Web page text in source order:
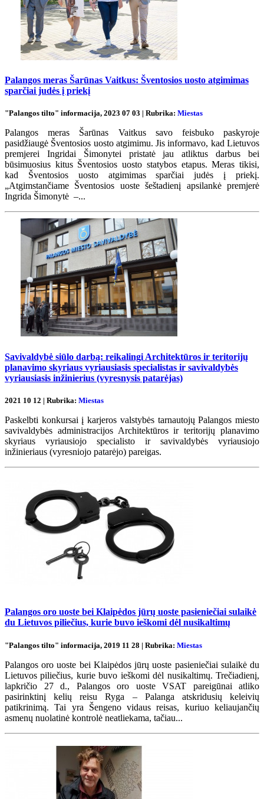
Palangos meras Šarūnas Vaitkus: Šventosios uosto atgimimas
sparčiai judės į priekį
"Palangos tilto" informacija, 2023 07 03 | Rubrika: Miestas
Palangos meras Šarūnas Vaitkus savo feisbuko paskyroje
pasidžiaugė Šventosios uosto atgimimu. Jis informavo, kad Lietuvos
premjerei Ingridai Šimonytei pristatė jau atliktus darbus bei
būsimuosius kitus Šventosios uosto statybos etapus. Meras tikisi,
kad Šventosios uosto atgimimas sparčiai judės į priekį.
„Atgimstančiame Šventosios uoste šeštadienį apsilankė premjerė
Ingrida Šimonytė –...
Savivaldybė siūlo darbą: reikalingi Architektūros ir teritorijų
planavimo skyriaus vyriausiasis specialistas ir savivaldybės
vyriausiasis inžinierius (vyresnysis patarėjas)
2021 10 12 | Rubrika: Miestas
Paskelbti konkursai į karjeros valstybės tarnautojų Palangos miesto
savivaldybės administracijos Architektūros ir teritorijų planavimo
skyriaus vyriausiojo specialisto ir savivaldybės vyriausiojo
inžinieriaus (vyresniojo patarėjo) pareigas.
Palangos oro uoste bei Klaipėdos jūrų uoste pasieniečiai sulaikė
du Lietuvos piliečius, kurie buvo ieškomi dėl nusikaltimų
"Palangos tilto" informacija, 2019 11 28 | Rubrika: Miestas
Palangos oro uoste bei Klaipėdos jūrų uoste pasieniečiai sulaikė du
Lietuvos piliečius, kurie buvo ieškomi dėl nusikaltimų. Trečiadienį,
lapkričio 27 d., Palangos oro uoste VSAT pareigūnai atliko
pasirinktinį kelių reisu Ryga – Palanga atskridusių keleivių
patikrinimą. Tai yra Šengeno vidaus reisas, kuriuo keliaujančių
asmenų nuolatinė kontrolė neatliekama, tačiau...